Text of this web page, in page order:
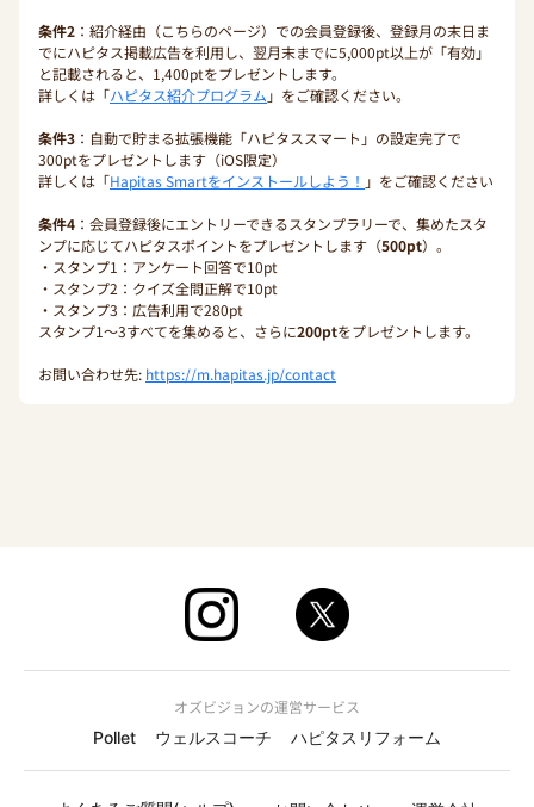
条件2 ：紹介経由（こちらのページ）での会員登録後、登録月の末日ま
でにハピタス掲載広告を利用し、翌月末までに5,000pt以上が「有効」
と記載されると、1,400ptをプレゼントします。
詳しくは「ハピタス紹介プログラム 」をご確認ください。
条件3 ：自動で貯まる拡張機能「ハピタススマート」の設定完了で
300ptをプレゼントします（iOS限定）
詳しくは「Hapitas Smartをインストールしよう！ 」をご確認ください
条件4 ：会員登録後にエントリーできるスタンプラリーで、集めたスタ
ンプに応じてハピタスポイントをプレゼントします（500pt）。
・スタンプ1：アンケート回答で10pt
・スタンプ2：クイズ全問正解で10pt
・スタンプ3：広告利用で280pt
スタンプ1〜3すべてを集めると、さらに200ptをプレゼントします。
お問い合わせ先: https://m.hapitas.jp/contact
オズビジョンの運営サービス
Pollet
ウェルスコーチ ハピタスリフォーム